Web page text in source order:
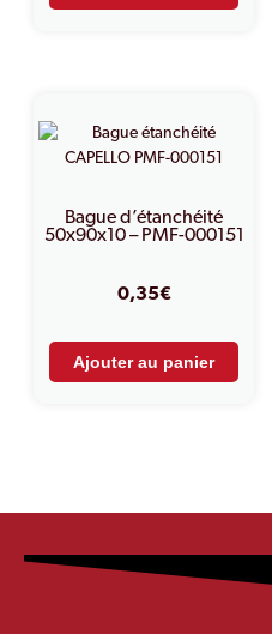
Bague d’étanchéité
50x90x10 – PMF-000151
0,35€
Ajouter au panier